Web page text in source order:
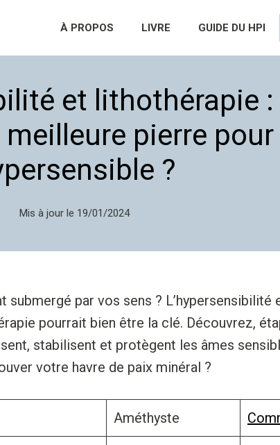
À PROPOS LIVRE GUIDE DU HPI
et lithothérapie :
pierre pour
?
Mis à jour le 19/01/2024
submergé par vos sens ? L’hypersensibilité
pourrait bien être la clé. Découvrez,
stabilisent et protègent les âmes
votre havre de paix minéral ?
Améthyste